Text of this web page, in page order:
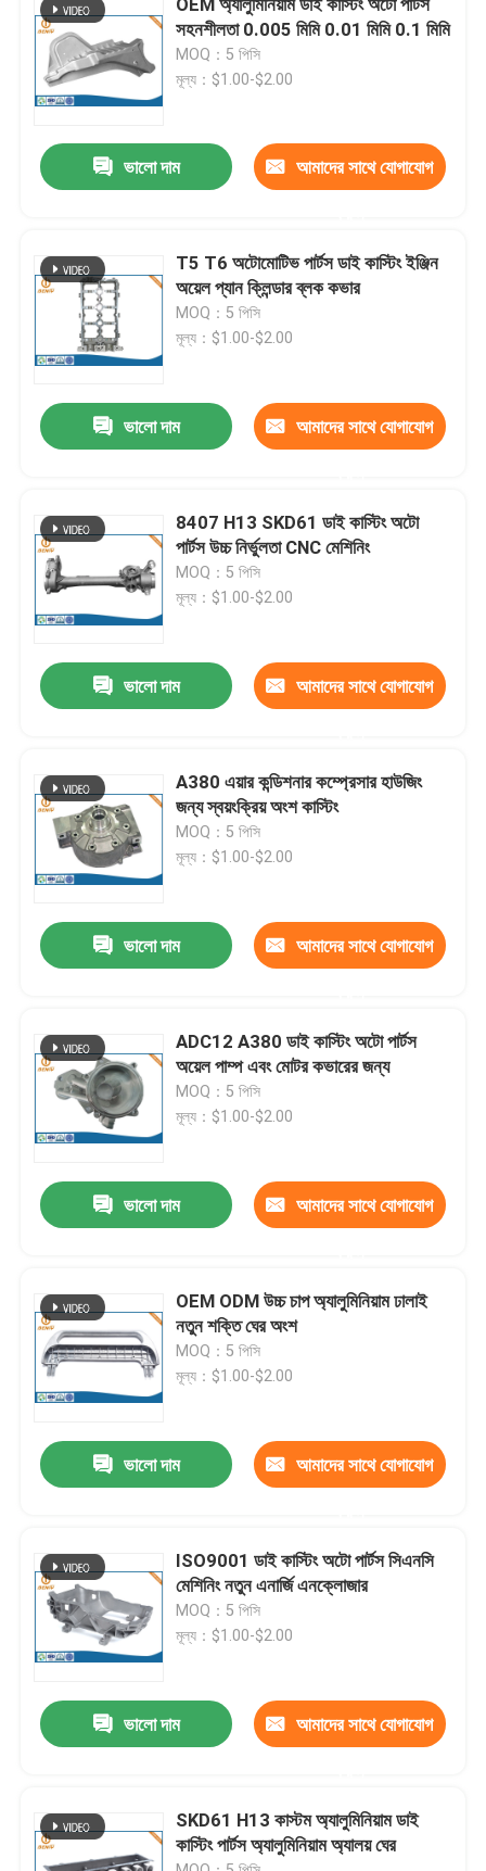
পণ্য
আমাদের সম্পর্কে
কারখানা ভ্রমণ
আমাদের সাথে যোগাযোগ করুন
খবর
অ্যালুমিনিয়াম ডাই ঢালাই
CNC মেশিনিং যন্ত্রাংশ
সহনশীলতা 0.005 মিমি 0.01 মিমি 0.1 মিমি
MOQ：5 পিসি
মূল্য：$1.00-$2.00
ভালো দাম আমাদের সাথে যোগাযোগ
T5 T6 অটোমোটিভ পার্টস ডাই কাস্টিং ইঞ্জিন
অয়েল প্যান ক্লিন্ডার ব্লক কভার
MOQ：5 পিসি
মূল্য：$1.00-$2.00
ভালো দাম আমাদের সাথে যোগাযোগ
8407 H13 SKD61 ডাই কাস্টিং অটো
পার্টস উচ্চ নির্ভুলতা CNC মেশিনিং
MOQ：5 পিসি
মূল্য：$1.00-$2.00
ভালো দাম আমাদের সাথে যোগাযোগ
A380 এয়ার কন্ডিশনার কম্প্রেসার হাউজিং
জন্য স্বয়ংক্রিয় অংশ কাস্টিং
MOQ：5 পিসি
মূল্য：$1.00-$2.00
ভালো দাম আমাদের সাথে যোগাযোগ
ADC12 A380 ডাই কাস্টিং অটো পার্টস
অয়েল পাম্প এবং মোটর কভারের জন্য
MOQ：5 পিসি
মূল্য：$1.00-$2.00
ভালো দাম আমাদের সাথে যোগাযোগ
OEM ODM উচ্চ চাপ অ্যালুমিনিয়াম ঢালাই
নতুন শক্তি ঘের অংশ
MOQ：5 পিসি
মূল্য：$1.00-$2.00
ভালো দাম আমাদের সাথে যোগাযোগ
ISO9001 ডাই কাস্টিং অটো পার্টস সিএনসি
মেশিনিং নতুন এনার্জি এনক্লোজার
MOQ：5 পিসি
মূল্য：$1.00-$2.00
ভালো দাম আমাদের সাথে যোগাযোগ
SKD61 H13 কাস্টম অ্যালুমিনিয়াম ডাই
কাস্টিং পার্টস অ্যালুমিনিয়াম অ্যালয় ঘের